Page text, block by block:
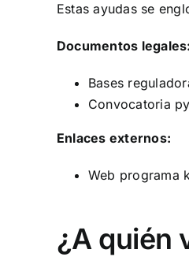
Estas ayudas se
Documentos legales:
Bases
Convocatoria
Enlaces externos:
Web programa
¿A quién